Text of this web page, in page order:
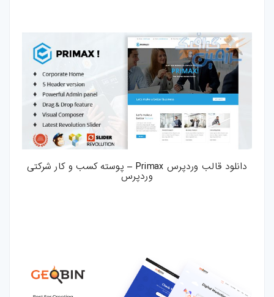
دانلود قالب وردپرس Primax – پوسته کسب و کار شرکتی
وردپرس